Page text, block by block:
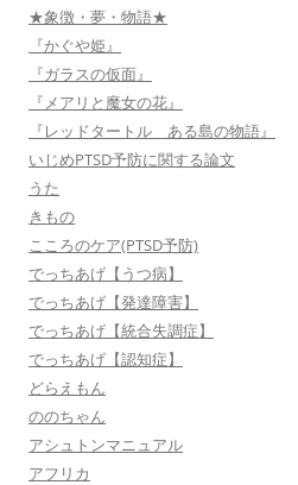
★象徴・夢・物語★
『かぐや姫』
『ガラスの仮面』
『メアリと魔女の花』
『レッドタートル ある島の物語』
いじめPTSD予防に関する論文
うた
きもの
こころのケア(PTSD予防)
でっちあげ【うつ病】
でっちあげ【発達障害】
でっちあげ【統合失調症】
でっちあげ【認知症】
どらえもん
ののちゃん
アシュトンマニュアル
アフリカ